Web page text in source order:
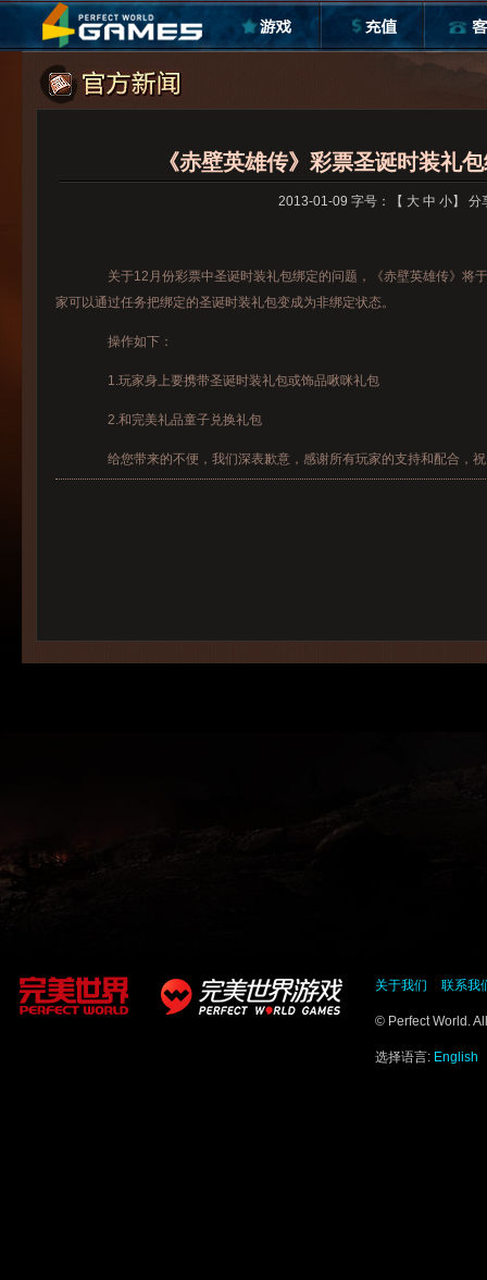
《赤壁英雄传》彩票圣诞时装礼
2013-01-09 字号：【 大 中 小】 分
关于12月份彩票中圣诞时装礼包绑定的问题，《赤壁英雄传》将
家可以通过任务把绑定的圣诞时装礼包变成为非绑定状态。
操作如下：
1.玩家身上要携带圣诞时装礼包或饰品啾咪礼包
2.和完美礼品童子兑换礼包
给您带来的不便，我们深表歉意，感谢所有玩家的支持和配合，祝
关于我们 联系我
© Perfect World.
选择语言: English